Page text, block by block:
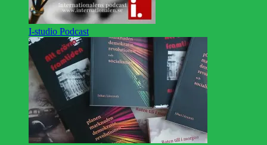
I-studio Podcast